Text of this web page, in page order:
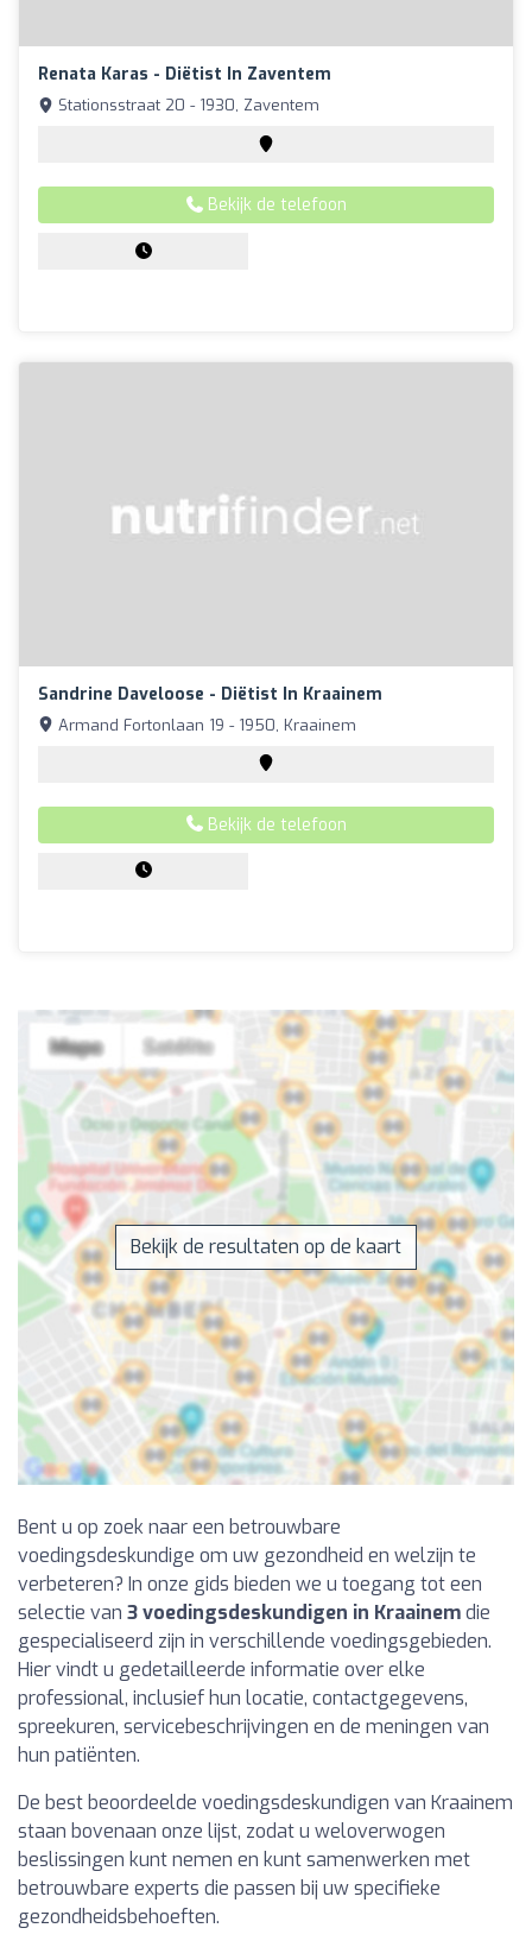
Renata Karas - Diëtist In Zaventem
Stationsstraat 20 - 1930, Zaventem
Bekijk de telefoon
Sandrine Daveloose - Diëtist In Kraainem
Armand Fortonlaan 19 - 1950, Kraainem
Bekijk de telefoon
Bekijk de resultaten op de kaart
Bent u op zoek naar een betrouwbare
voedingsdeskundige om uw gezondheid en welzijn te
verbeteren? In onze gids bieden we u toegang tot een
selectie van 3 voedingsdeskundigen in Kraainemdie
gespecialiseerd zijn in verschillende voedingsgebieden.
Hier vindt u gedetailleerde informatie over elke
professional, inclusief hun locatie, contactgegevens,
spreekuren, servicebeschrijvingen en de meningen van
hun patiënten.
De best beoordeelde voedingsdeskundigen van Kraainem
staan bovenaan onze lijst, zodat u weloverwogen
beslissingen kunt nemen en kunt samenwerken met
betrouwbare experts die passen bij uw specifieke
gezondheidsbehoeften.